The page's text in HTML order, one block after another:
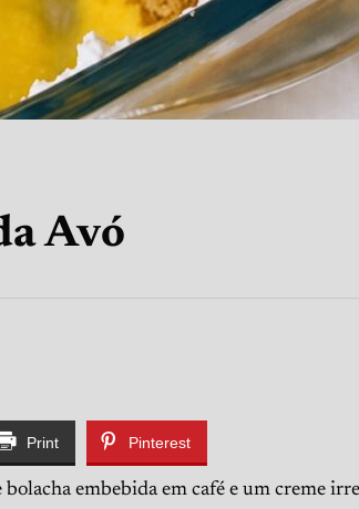
Avó
Print Pinterest
bolacha embebida em café e um creme